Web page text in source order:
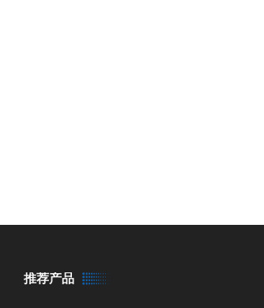
推荐产品